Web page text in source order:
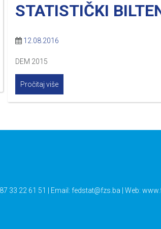
STATISTIČKI
12.08.2016
DEM 2015
Pročitaj više
33 22 61 51 | Email: fedstat@fzs.ba | Web: